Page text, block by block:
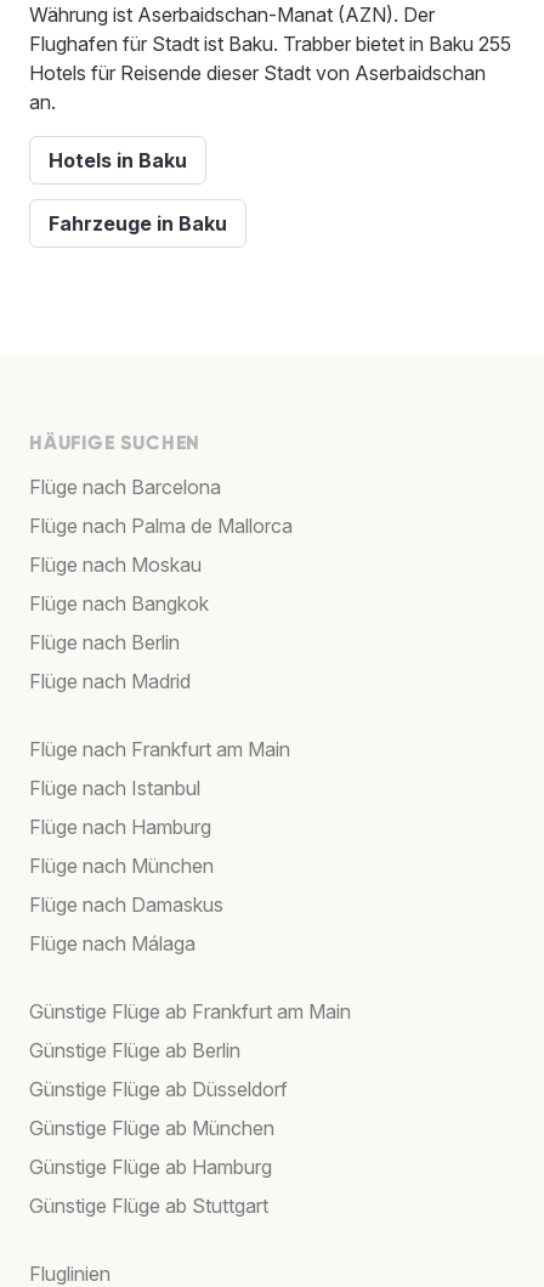
Währung ist Aserbaidschan-Manat (AZN). Der
Flughafen für Stadt ist Baku. Trabber bietet in Baku 255
Hotels für Reisende dieser Stadt von Aserbaidschan
an.
Hotels in Baku
Fahrzeuge in Baku
HÄUFIGE SUCHEN
Flüge nach Barcelona
Flüge nach Palma de Mallorca
Flüge nach Moskau
Flüge nach Bangkok
Flüge nach Berlin
Flüge nach Madrid
Flüge nach Frankfurt am Main
Flüge nach Istanbul
Flüge nach Hamburg
Flüge nach München
Flüge nach Damaskus
Flüge nach Málaga
Günstige Flüge ab Frankfurt am Main
Günstige Flüge ab Berlin
Günstige Flüge ab Düsseldorf
Günstige Flüge ab München
Günstige Flüge ab Hamburg
Günstige Flüge ab Stuttgart
Fluglinien